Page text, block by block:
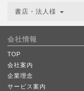
書店・法人様
会社情報
TOP
会社案内
企業理念
サービス案内